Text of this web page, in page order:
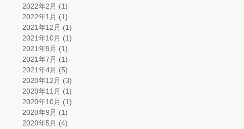
2022年2月 (1)
2022年1月 (1)
2021年12月 (1)
2021年10月 (1)
2021年9月 (1)
2021年7月 (1)
2021年4月 (5)
2020年12月 (3)
2020年11月 (1)
2020年10月 (1)
2020年9月 (1)
2020年5月 (4)